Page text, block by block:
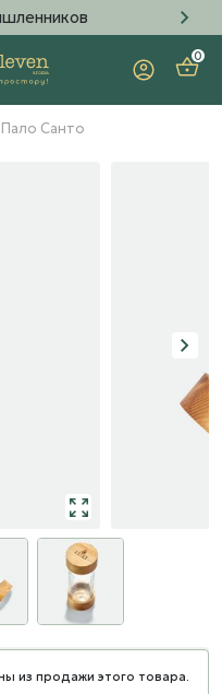
0
Санто
из продажи этого товара.